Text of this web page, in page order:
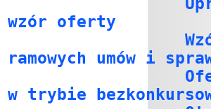
wzór oferty
ramowych umów i
w trybie